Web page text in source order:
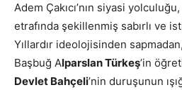
Adem Çakıcı’nın siyasi
etrafında şekillenmiş sabırlı ve
Yıllardır ideolojisinden
Başbuğ Alparslan Türkeş’in
Devlet Bahçeli’nin duruşunun